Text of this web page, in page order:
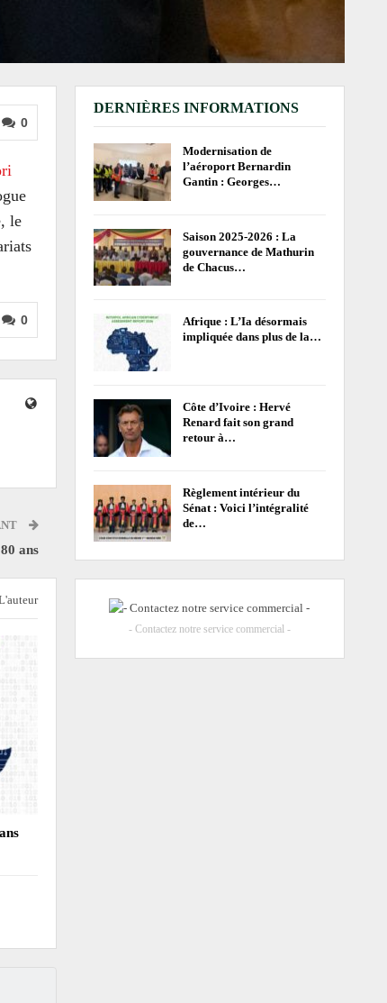
0
le
0
ans
DERNIÈRES INFORMATIONS
Modernisation de
l’aéroport Bernardin
Gantin : Georges…
Saison 2025-2026 : La
gouvernance de Mathurin
de Chacus…
Afrique : L’Ia désormais
impliquée dans plus de la…
Côte d’Ivoire : Hervé
Renard fait son grand
retour à…
Règlement intérieur du
Sénat : Voici l’intégralité
de…
- Contactez notre service commercial -